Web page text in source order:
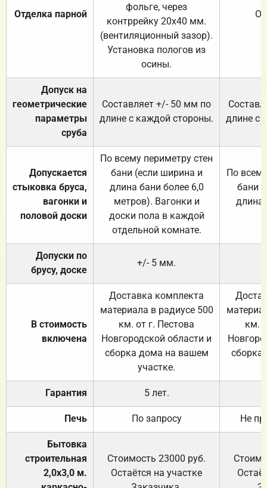
Отделка парной
фольге, через
контррейку 20х40 мм.
(вентиляционный зазор).
Установка пологов из
осины.
Допуск на
геометрические
параметры
сруба
Составляет +/- 50 мм по
длине с каждой стороны.
длине с
Допускается
стыковка бруса,
вагонки и
половой доски
По всему периметру стен
бани (если ширина и
длина бани более 6,0
метров). Вагонки и
доски пола в каждой
отдельной комнате.
По
бани
длина
Допуски по
брусу, доске
+/- 5 мм.
В стоимость
включена
Доставка комплекта
материала в радиусе 500
км. от г. Пестова
Новгородской области и
сборка дома на вашем
участке.
км.
Гарантия 5 лет.
Печь По запросу Не
Бытовка
строительная
2,0х3,0 м.
Стоимость 23000 руб.
Остаётся на участке